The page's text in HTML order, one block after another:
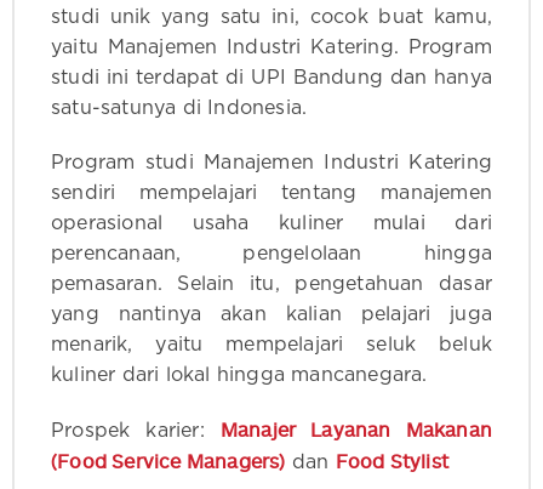
studi unik yang satu ini, cocok buat kamu,
yaitu Manajemen Industri Katering. Program
studi ini terdapat di UPI Bandung dan hanya
satu-satunya di Indonesia.
Program studi Manajemen Industri Katering
sendiri mempelajari tentang manajemen
operasional usaha kuliner mulai dari
perencanaan, pengelolaan hingga
pemasaran. Selain itu, pengetahuan dasar
yang nantinya akan kalian pelajari juga
menarik, yaitu mempelajari seluk beluk
kuliner dari lokal hingga mancanegara.
Prospek karier: Manajer Layanan Makanan
(Food Service Managers) dan Food Stylist